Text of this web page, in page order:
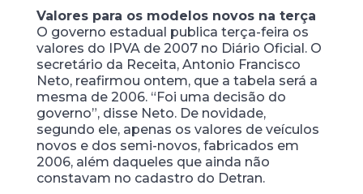
Valores para os modelos novos na terça
O governo estadual publica terça-feira os
valores do IPVA de 2007 no Diário Oficial. O
secretário da Receita, Antonio Francisco
Neto, reafirmou ontem, que a tabela será a
mesma de 2006. “Foi uma decisão do
governo”, disse Neto. De novidade,
segundo ele, apenas os valores de veículos
novos e dos semi-novos, fabricados em
2006, além daqueles que ainda não
constavam no cadastro do Detran.